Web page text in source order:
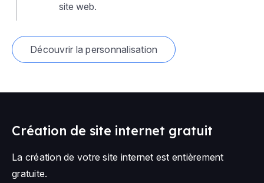
site web.
Découvrir la personnalisation
Création de site internet gratuit
La création de votre site internet est entièrement
gratuite.